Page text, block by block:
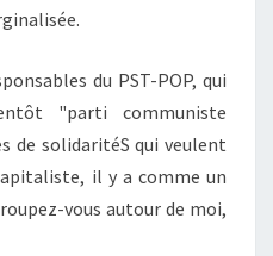
du PST-POP, qui
"parti communiste
de solidaritéS qui veulent
il y a comme un
vous autour de moi,